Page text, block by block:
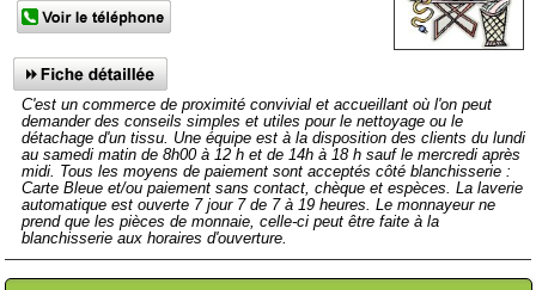
C'est un commerce de proximité convivial et accueillant où l'on peut
demander des conseils simples et utiles pour le nettoyage ou le
détachage d'un tissu. Une équipe est à la disposition des clients du lundi
au samedi matin de 8h00 à 12 h et de 14h à 18 h sauf le mercredi après
midi. Tous les moyens de paiement sont acceptés côté blanchisserie :
Carte Bleue et/ou paiement sans contact, chèque et espèces. La laverie
automatique est ouverte 7 jour 7 de 7 à 19 heures. Le monnayeur ne
prend que les pièces de monnaie, celle-ci peut être faite à la
blanchisserie aux horaires d'ouverture.